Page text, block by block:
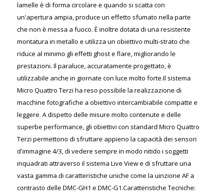
lamelle è di forma circolare e quando si scatta con
un'apertura ampia, produce un effetto sfumato nella parte
che non è messa a fuoco. È inoltre dotata di una resistente
montatura in metallo e utilizza un obiettivo multi-strato che
riduce al minimo gli effetti ghost e flare, migliorando le
prestazioni. Il paraluce, accuratamente progettato, è
utilizzabile anche in giornate con luce molto forte.Il sistema
Micro Quattro Terzi ha reso possibile la realizzazione di
macchine fotografiche a obiettivo intercambiabile compatte e
leggere. A dispetto delle misure molto contenute e delle
superbe performance, gli obiettivi con standard Micro Quattro
Terzi permettono di sfruttare appieno la capacità dei sensori
d'immagine 4/3, di vedere sempre in modo nitido i soggetti
inquadrati attraverso il sistema Live View e di sfruttare una
vasta gamma di caratteristiche uniche come la uinzione AF a
contrasto delle DMC-GH1 e DMC-G1.Caratteristiche Tecniche: